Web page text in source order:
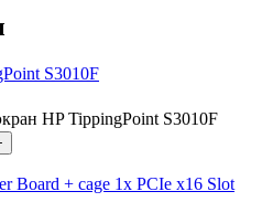
S3010F
HP TippingPoint S3010F
Board + cage 1x PCIe x16 Slot